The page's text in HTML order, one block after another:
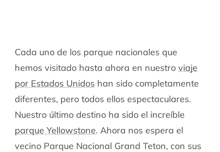
Cada uno de los parque nacionales que
hemos visitado hasta ahora en nuestro viaje
por Estados Unidos han sido completamente
diferentes, pero todos ellos espectaculares.
Nuestro último destino ha sido el increíble
parque Yellowstone. Ahora nos espera el
vecino Parque Nacional Grand Teton, con sus